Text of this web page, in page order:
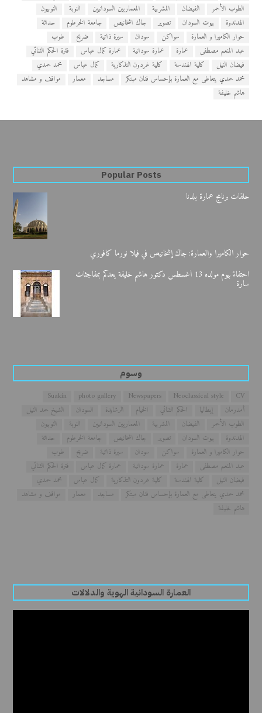
الطوب الأحمر
الفيضان المشربية المعماريين السودانيين النوبة
النوبيون
الهدندوة
بيوت السودان تصوير جاك اشخانيص جامعة الخرطوم
حداثة
حوار الكاميرا و العمارة
سواكن سودان سيرة ذاتية ضريح
طوب
عبد المنعم مصطفى
عمارة عمارة سودانية عمارة كمال عباس
فترة الحكم الثنائي
فيضان النيل
كلية الهندسة كلية غردون التذكارية كمال عباس
محمد حمدي
محمد حمدي يتعاطى مع العمارة بإحساس فنان مبتكر
مساجد معمار
مواقف و مشاهد
هاشم خليفة
Popular Posts
حلقات برنامج عمارة بلدنا
حوار الكاميرا والعمارة: جاك إشخانيص في فيلا نورما كافوري
احتفاءً بيوم مولده 13 أغسطس دكتور هاشم خليفة يعدكم بمفاجئات
سارة
وسوم
CV
Neoclassical style
Newspapers
photo gallery
Suakin
أمدرمان
إيطاليا الحكم الثنائي الخيام الرشايدة السودان
الشيخ حمد النيل
الطوب الأحمر
الفيضان المشربية المعماريين السودانيين النوبة
النوبيون
الهدندوة
بيوت السودان تصوير جاك اشخانيص جامعة الخرطوم
حداثة
حوار الكاميرا و العمارة
سواكن سودان سيرة ذاتية ضريح
طوب
عبد المنعم مصطفى
عمارة عمارة سودانية عمارة كمال عباس
فترة الحكم الثنائي
فيضان النيل
كلية الهندسة كلية غردون التذكارية كمال عباس
محمد حمدي
محمد حمدي يتعاطى مع العمارة بإحساس فنان مبتكر
مساجد معمار
مواقف و مشاهد
هاشم خليفة
العمارة السودانية الهوية والدلالات
مشغل